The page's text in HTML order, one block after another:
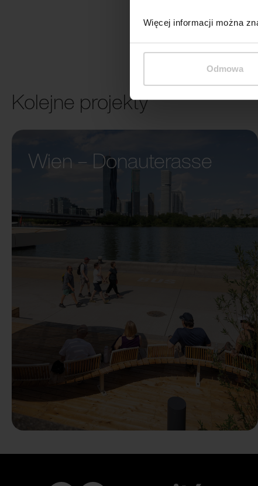
Więcej informacji można
Odmowa
Kolejne projekty
Wien – Donauterasse